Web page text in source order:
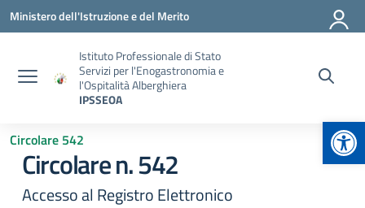
Vai ai contenuti
Vai al menu di navigazione
Vai al footer
Ministero dell'Istruzione e del Merito
Istituto Professionale di Stato
Servizi per l'Enogastronomia e
l'Ospitalità Alberghiera
IPSSEOA
Circolare 542
Circolare n. 542
Accesso al Registro Elettronico